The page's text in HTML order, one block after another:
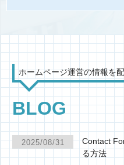
ホームページ運営の情報を
BLOG
2025/08/31
Contact
る方法